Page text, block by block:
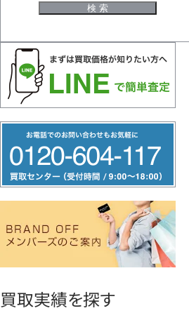
リ
ー
ヤ
買取実績を探す